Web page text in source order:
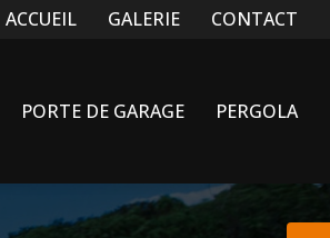
Navigation secondaire
ACCUEIL GALERIE CONTACT
PORTE DE GARAGE PERGOLA